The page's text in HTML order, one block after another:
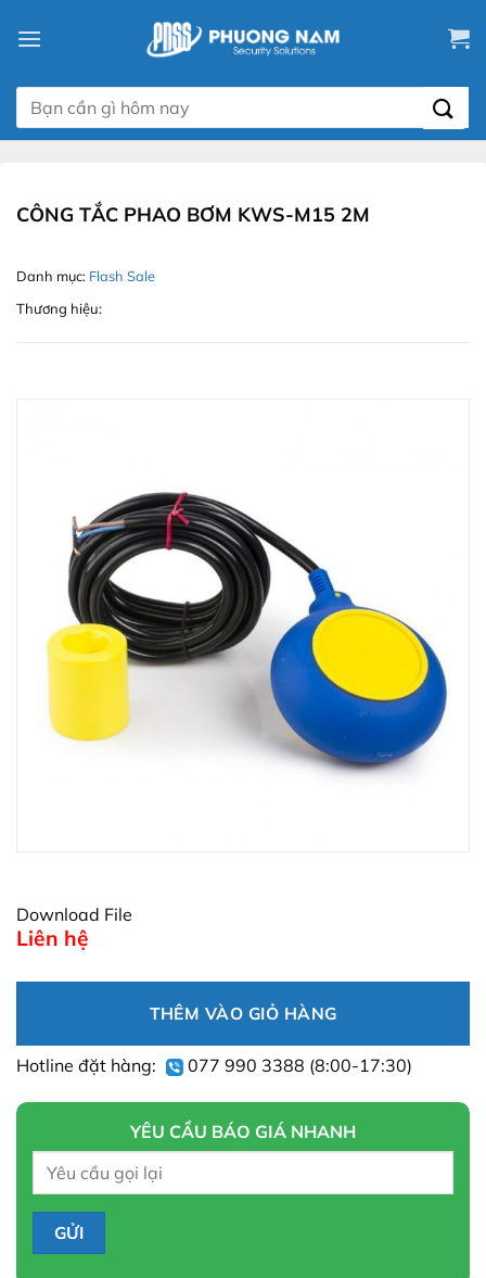
đến
dung
Tìm
kiếm:
CÔNG TẮC PHAO BƠM KWS-M15 2M
Danh mục: Flash Sale
Thương hiệu:
Download File
Liên hệ
THÊM VÀO GIỎ HÀNG
Hotline đặt hàng: 077 990 3388 (8:00-17:30)
YÊU CẦU BÁO GIÁ NHANH